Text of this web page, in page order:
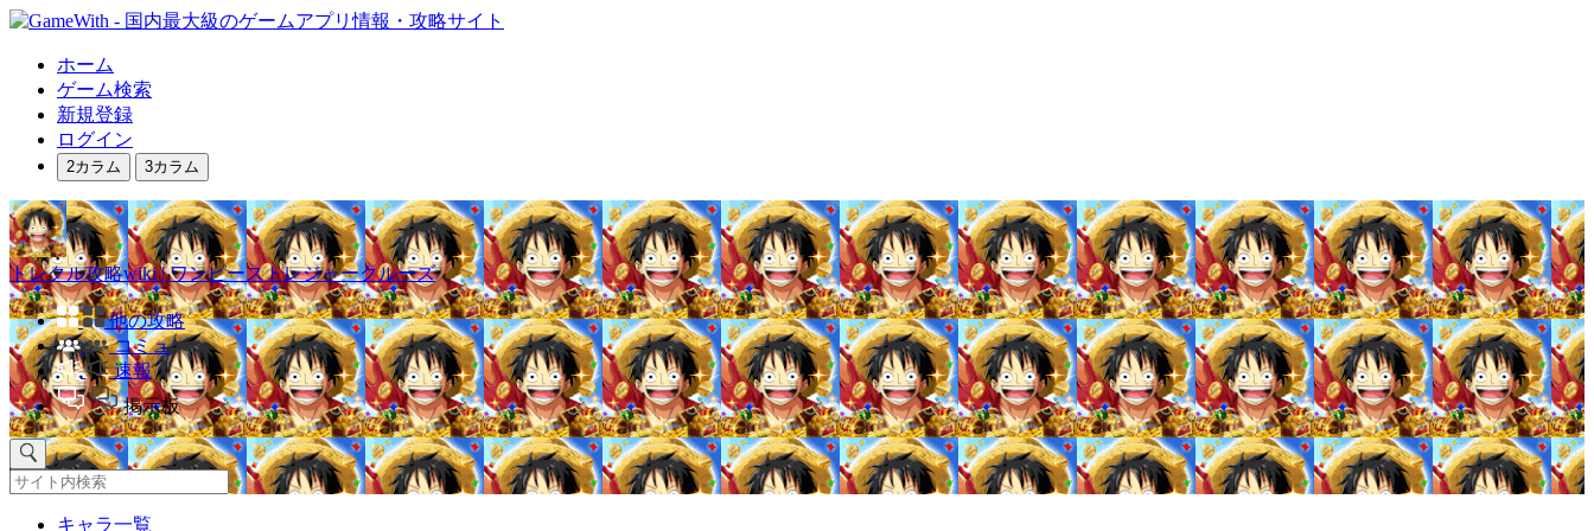
ホーム
ゲーム検索
新規登録
ログイン
2カラム 3カラム
トレクル攻略wiki | ワンピーストレジャークルーズ
他の攻略
コミュ
速報
掲示板
キャラ一覧